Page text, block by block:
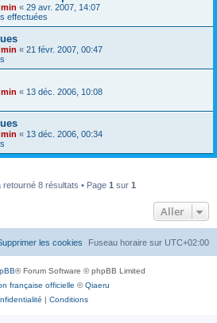
« 29 avr. 2007, 14:07
effectuées
« 21 févr. 2007, 00:47
« 13 déc. 2006, 10:08
« 13 déc. 2006, 00:34
retourné 8 résultats • Page 1 sur 1
Aller
Fuseau horaire sur UTC+02:00
les cookies
® Forum Software © phpBB Limited
française officielle ©Qiaeru
| Conditions